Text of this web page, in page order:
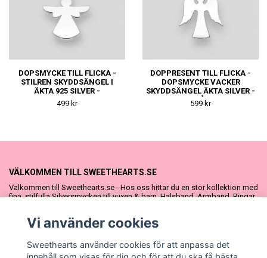
DOPSMYCKE TILL FLICKA -
STILREN SKYDDSÄNGEL I
ÄKTA 925 SILVER -
DOPPRESENT ELLER
NAMNGIVNINGSPRESENT
499 kr
DOPPRESENT TILL FLICKA -
DOPSMYCKE VACKER
SKYDDSÄNGEL ÄKTA SILVER -
FIN DOPGÅVA ELLER
NAMNGIVNINGSPRESENT
599 kr
VÄLKOMMEN TILL SWEETHEARTS.SE
Välkommen till Sweethearts.se - Hos oss hittar du en stor kollektion med
fina, stilfulla Silversmycken till vuxen & barn. Halsband, Armband, Ringar
vår söta Sweethearts kolllektion med barnsmycken, tyllkjolar &
Vi använder cookies
Sweethearts använder cookies för att anpassa det